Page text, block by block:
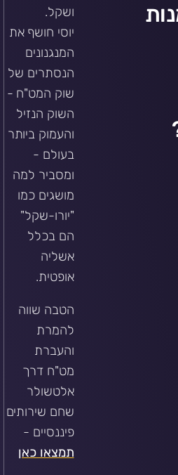
ושקל.
יוסי חושף את
המנגנונים
הנסתרים של
שוק המט"ח -
השוק הנזיל
והעמוק ביותר
בעולם -
ומסביר למה
מושגים כמו
"יורו-שקל"
הם בכלל
אשליה
אופטית.
הטבה שווה
להמרת
והעברת
מט"ח דרך
אלטשולר
שחם שירותים
פיננסיים -
תמצאו כאן